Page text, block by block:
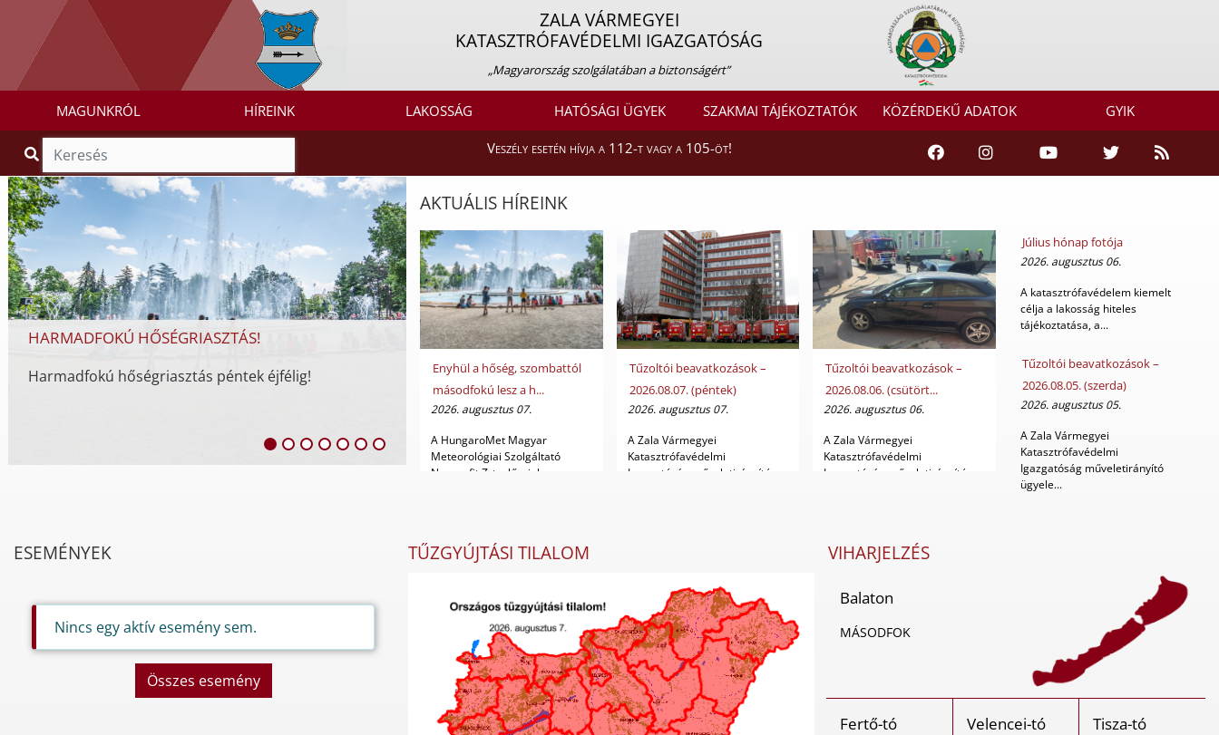
ZALA VÁRMEGYEI
KATASZTRÓFAVÉDELMI IGAZGATÓSÁG
„Magyarország szolgálatában a biztonságért”
MAGUNKRÓL HÍREINK LAKOSSÁG HATÓSÁGI ÜGYEK SZAKMAI TÁJÉKOZTATÓK KÖZÉRDEKŰ ADATOK GYIK
Veszély esetén hívja a 112-t vagy a 105-öt!
HARMADFOKÚ HŐSÉGRIASZTÁS!
Harmadfokú hőségriasztás péntek éjfélig!
AKTUÁLIS HÍREINK
Enyhül a hőség, szombattól
másodfokú lesz a h...
2026. augusztus 07.
A HungaroMet Magyar
Meteorológiai Szolgáltató
Nonprofit Zrt. előrejelz...
Tűzoltói beavatkozások –
2026.08.07. (péntek)
2026. augusztus 07.
A Zala Vármegyei
Katasztrófavédelmi
Igazgatóság műveletirányító
Tűzoltói beavatkozások –
2026.08.06. (csütört...
2026. augusztus 06.
A Zala Vármegyei
Katasztrófavédelmi
Igazgatóság műveletirányító
Július hónap fotója
2026. augusztus 06.
A katasztrófavédelem kiemelt
célja a lakosság hiteles
tájékoztatása, a...
Tűzoltói beavatkozások –
2026.08.05. (szerda)
2026. augusztus 05.
A Zala Vármegyei
Katasztrófavédelmi
Igazgatóság műveletirányító
ügyele...
ESEMÉNYEK
Nincs egy aktív esemény sem.
Összes esemény
TŰZGYÚJTÁSI TILALOM VIHARJELZÉS
Balaton
MÁSODFOK
Fertő-tó Velencei-tó Tisza-tó